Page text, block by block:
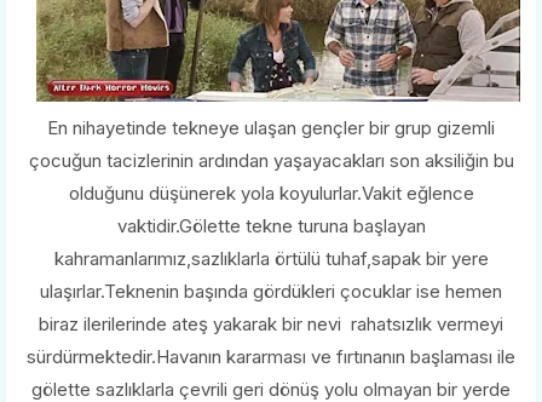
En nihayetinde tekneye ulaşan gençler bir grup gizemli
çocuğun tacizlerinin ardından yaşayacakları son aksiliğin bu
olduğunu düşünerek yola koyulurlar.Vakit eğlence
vaktidir.Gölette tekne turuna başlayan
kahramanlarımız,sazlıklarla örtülü tuhaf,sapak bir yere
ulaşırlar.Teknenin başında gördükleri çocuklar ise hemen
biraz ilerilerinde ateş yakarak bir nevi rahatsızlık vermeyi
sürdürmektedir.Havanın kararması ve fırtınanın başlaması ile
gölette sazlıklarla çevrili geri dönüş yolu olmayan bir yerde